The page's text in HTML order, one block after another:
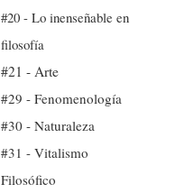
#20 - Lo inenseñable en
filosofía
#21 - Arte
#29 - Fenomenología
#30 - Naturaleza
#31 - Vitalismo
Filosófico